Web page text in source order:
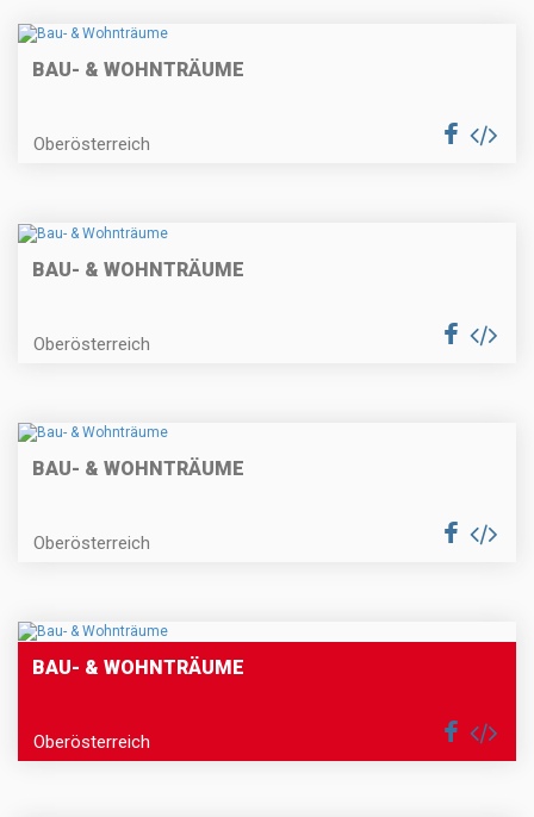
BAU- & WOHNTRÄUME
Oberösterreich
BAU- & WOHNTRÄUME
Oberösterreich
BAU- & WOHNTRÄUME
Oberösterreich
BAU- & WOHNTRÄUME
Oberösterreich